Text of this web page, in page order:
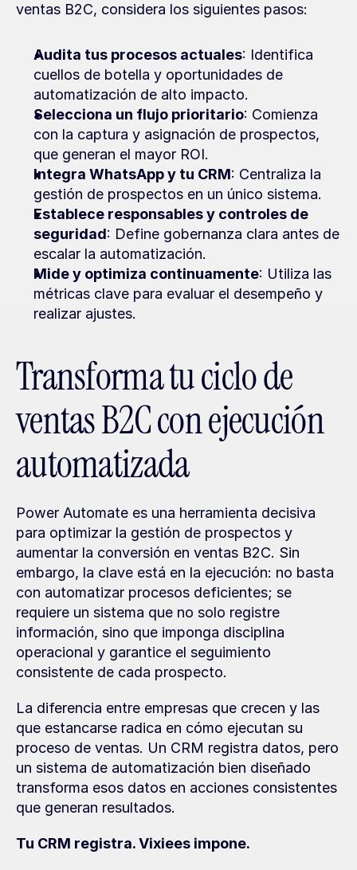
ventas B2C, considera los siguientes pasos:
Audita tus procesos actuales: Identifica
cuellos de botella y oportunidades de
automatización de alto impacto.
Selecciona un flujo prioritario: Comienza
con la captura y asignación de prospectos,
que generan el mayor ROI.
Integra WhatsApp y tu CRM: Centraliza la
gestión de prospectos en un único sistema.
Establece responsables y controles de
seguridad: Define gobernanza clara antes de
escalar la automatización.
Mide y optimiza continuamente: Utiliza las
métricas clave para evaluar el desempeño y
realizar ajustes.
Transforma tu ciclo de
ventas B2C con ejecución
automatizada
Power Automate es una herramienta decisiva
para optimizar la gestión de prospectos y
aumentar la conversión en ventas B2C. Sin
embargo, la clave está en la ejecución: no basta
con automatizar procesos deficientes; se
requiere un sistema que no solo registre
información, sino que imponga disciplina
operacional y garantice el seguimiento
consistente de cada prospecto.
La diferencia entre empresas que crecen y las
que estancarse radica en cómo ejecutan su
proceso de ventas. Un CRM registra datos, pero
un sistema de automatización bien diseñado
transforma esos datos en acciones consistentes
que generan resultados.
Tu CRM registra. Vixiees impone.